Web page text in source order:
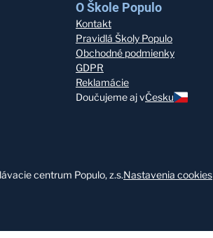
O Škole Populo
Kontakt
Pravidlá Školy Populo
Obchodné podmienky
GDPR
Reklamácie
Doučujeme aj vČesku
centrum Populo, z.s.Nastavenia cookies